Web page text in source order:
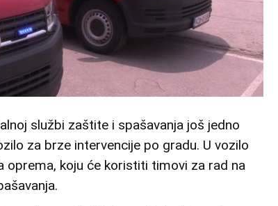
službi zaštite i spašavanja još jedno
za brze intervencije po gradu. U vozilo
oprema, koju će koristiti timovi za rad na